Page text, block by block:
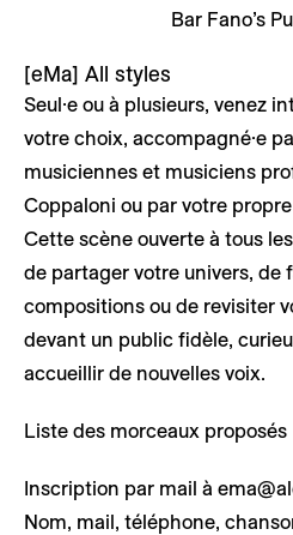
Bar Fano’s
[eMa] All styles
Seul·e ou à plusieurs, venez
votre choix, accompagné·e
musiciennes et musiciens
Coppaloni ou par votre
Cette scène ouverte à tous
de partager votre univers, de
compositions ou de revisiter
devant un public fidèle,
accueillir de nouvelles voix.
Liste des morceaux proposés
Inscription par mail à
Nom, mail, téléphone,